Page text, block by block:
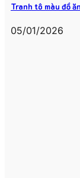
Tranh tô màu đồ
05/01/2026